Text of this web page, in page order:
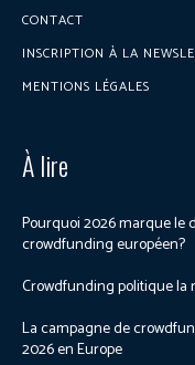
CONTACT
INSCRIPTION À LA
MENTIONS LÉGALES
À lire
Pourquoi 2026 marque le
crowdfunding européen?
Crowdfunding politique la
La campagne de
2026 en Europe